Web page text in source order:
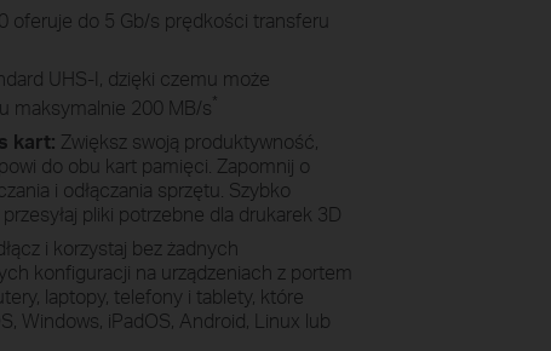
oferuje do 5 Gb/s prędkości transferu
UHS-I, dzięki czemu może
maksymalnie 200 MB/s*
kart: Zwiększ swoją produktywność,
do obu kart pamięci. Zapomnij o
i odłączania sprzętu. Szybko
pliki potrzebne dla drukarek 3D
i korzystaj bez żadnych
konfiguracji na urządzeniach z portem
laptopy, telefony i tablety, które
Windows, iPadOS, Android, Linux lub